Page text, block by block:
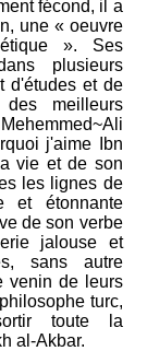
fécond, il a
une « oeuvre
». Ses
plusieurs
d'études et de
meilleurs
j'aime Ibn
vie et de son
les lignes de
et étonnante
de son verbe
jalouse et
sans autre
venin de leurs
turc,
toute la
al-Akbar.